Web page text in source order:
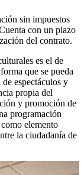
sin impuestos
con un plazo
del contrato.
es el de
que se pueda
espectáculos y
propia del
y promoción de
programación
elemento
la ciudadanía de